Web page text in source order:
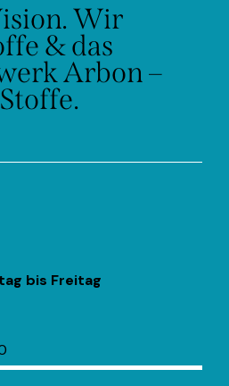
Wir
& das
Arbon –
bis Freitag